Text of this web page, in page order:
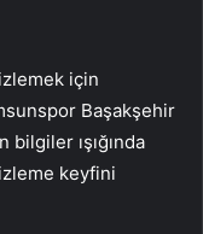
için
Başakşehir
bilgiler ışığında
keyfini